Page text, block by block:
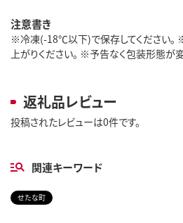
注意書き
※冷凍(-18℃以下)で保存してください。
上がりください。 ※予告なく包装形態が
返礼品レビュー
投稿されたレビューは0件です。
関連キーワード
せたな町